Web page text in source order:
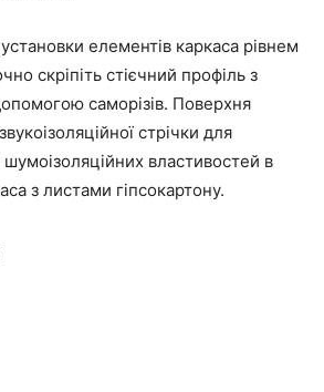
елементів каркаса рівнем
скріпіть стієчний профіль з
саморізів. Поверхня
стрічки для
шумоізоляційних властивостей в
з листами гіпсокартону.